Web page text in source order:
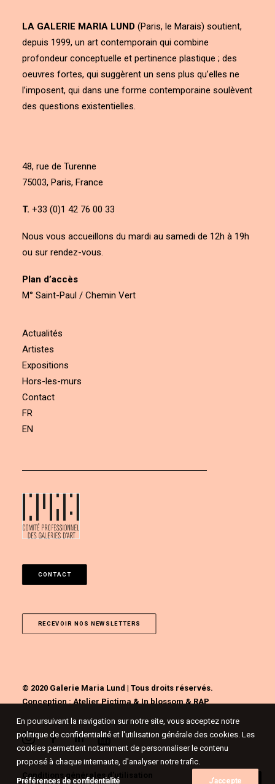
LA GALERIE MARIA LUND (Paris, le Marais) soutient,
depuis 1999, un art contemporain qui combine
profondeur conceptuelle et pertinence plastique ; des
oeuvres fortes, qui suggèrent un sens plus qu’elles ne
l’imposent, qui dans une forme contemporaine soulèvent
des questions existentielles.
48, rue de Turenne
75003, Paris, France
T. +33 (0)1 42 76 00 33
Nous vous accueillons du mardi au samedi de 12h à 19h
ou sur rendez-vous.
Plan d’accès
M° Saint-Paul / Chemin Vert
Actualités
Artistes
Expositions
Hors-les-murs
Contact
FR
EN
CONTACT
RECEVOIR NOS NEWSLETTERS
© 2020 Galerie Maria Lund | Tous droits réservés.
Conception :Atelier Pictima&In blossom&RAP
Conditions générales d'utilisation
En poursuivant la navigation sur notre site, vous acceptez notre
politique de confidentialité et l'utilisation générale des cookies. Les
cookies permettent notamment de personnaliser le contenu
proposé à chaque internaute, d'analyser notre trafic.
Préférences de confidentialité J'accepte